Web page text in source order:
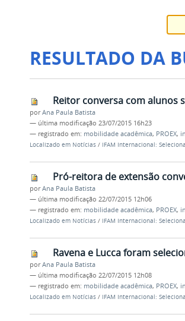
RESULTADO DA
Reitor conversa com alunos
porAna Paula Batista
— última modificação 23/07/2015 16h23
— registrado em: mobilidade acadêmica, PROEX,
Localizado em Notícias / IFAM Internacional:
Pró-reitora de extensão
porAna Paula Batista
— última modificação 22/07/2015 12h06
— registrado em: mobilidade acadêmica, PROEX,
Localizado em Notícias / IFAM Internacional:
Ravena e Lucca foram
porAna Paula Batista
— última modificação 22/07/2015 12h08
— registrado em: mobilidade acadêmica, PROEX,
Localizado em Notícias / IFAM Internacional: